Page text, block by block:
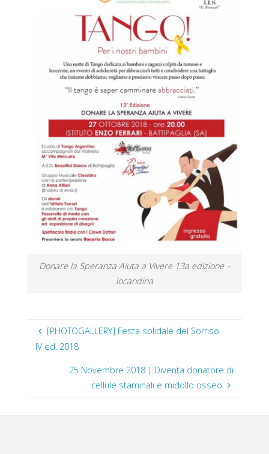
Donare la Speranza Aiuta a Vivere 13a edizione –
locandina
[PHOTOGALLERY] Festa solidale del Sorriso
IV ed. 2018
25 Novembre 2018 | Diventa donatore di
cellule staminali e midollo osseo